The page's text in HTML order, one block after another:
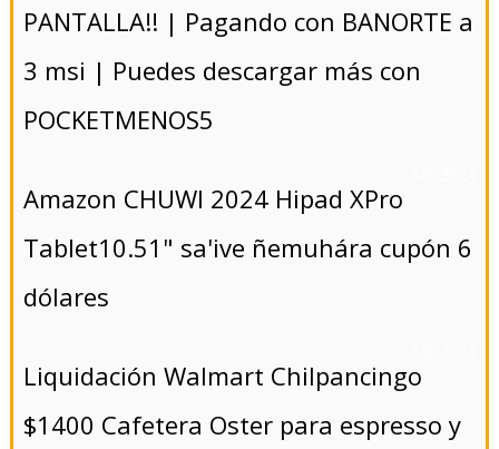
PANTALLA!! | Pagando con BANORTE a
3 msi | Puedes descargar más con
POCKETMENOS5
Amazon CHUWI 2024 Hipad XPro
Tablet10.51" sa'ive ñemuhára cupón 6
dólares
Liquidación Walmart Chilpancingo
$1400 Cafetera Oster para espresso y